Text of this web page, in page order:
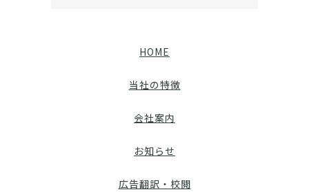
HOME
当社の特徴
会社案内
お知らせ
広告翻訳・校閲